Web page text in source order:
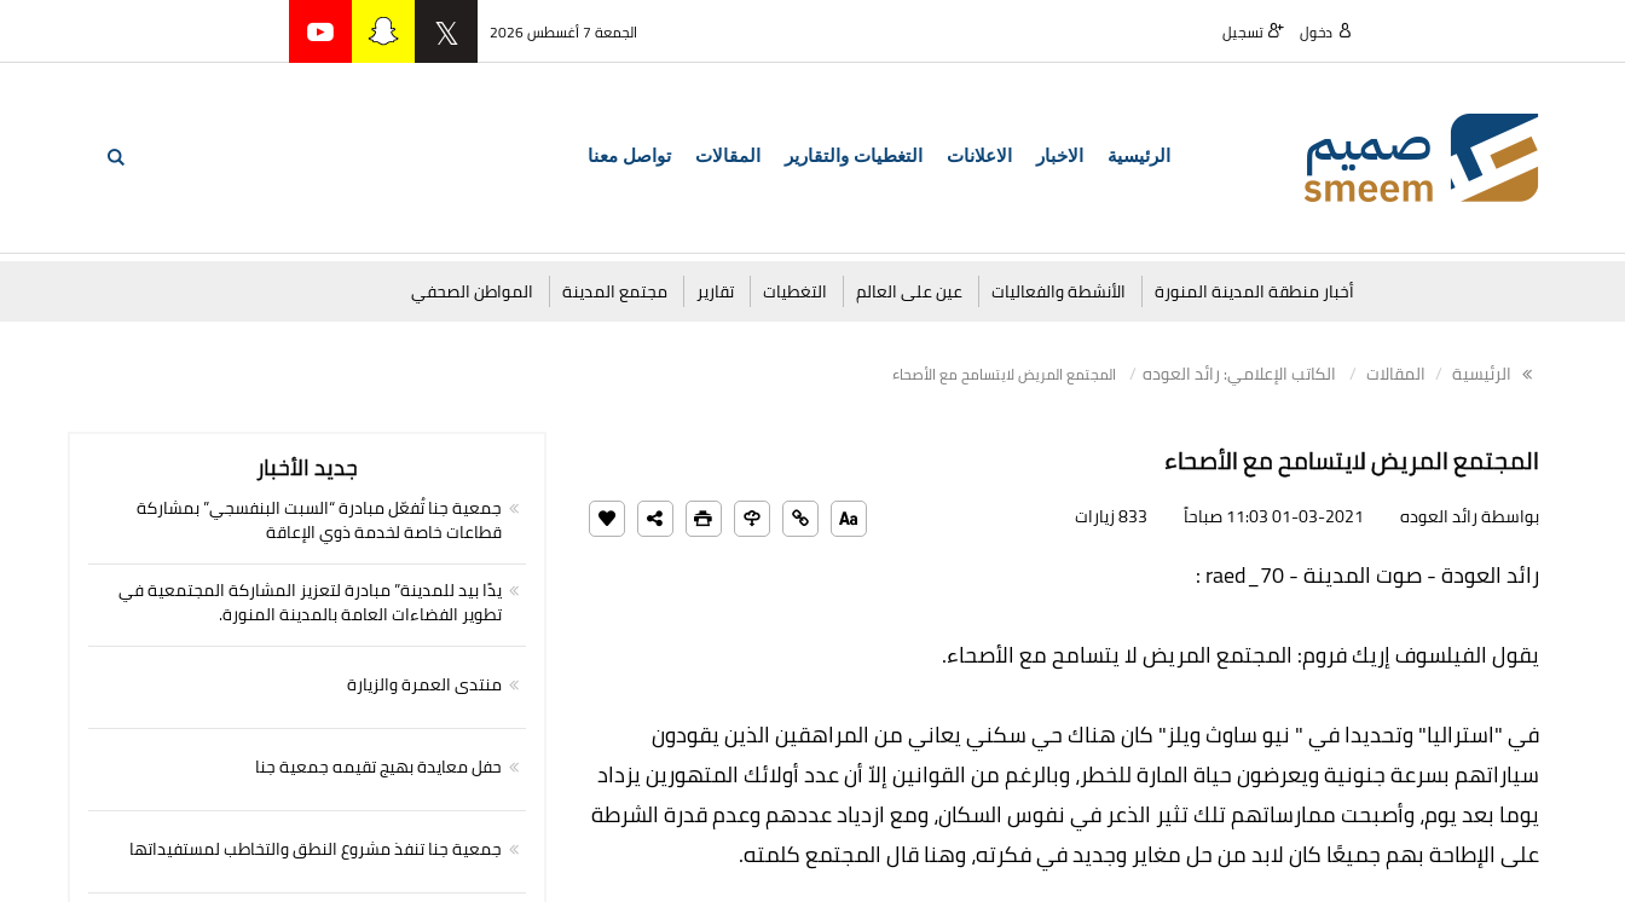
الجمعة 7 أغسطس 2026 دخول تسجيل
الرئيسية الاخبار الاعلانات التغطيات والتقارير المقالات تواصل معنا
أخبار منطقة المدينة المنورة الأنشطة والفعاليات عين على العالم التغطيات تقارير مجتمع المدينة المواطن الصحفي
الرئيسية المقالات الكاتب الإعلامي: رائد العوده المجتمع المريض لايتسامح مع الأصحاء
المجتمع المريض لايتسامح مع الأصحاء
بواسطة رائد العوده 01-03-2021 11:03 صباحاً 833 زيارات
رائد العودة - صوت المدينة - raed_70 :
يقول الفيلسوف إريك فروم: المجتمع المريض لا يتسامح مع الأصحاء.
في "استراليا" وتحديدا في " نيو ساوث ويلز" كان هناك حي سكني يعاني من المراهقين الذين يقودون
سياراتهم بسرعة جنونية ويعرضون حياة المارة للخطر، وبالرغم من القوانين إلاّ أن عدد أولائك المتهورين يزداد
يوما بعد يوم، وأصبحت ممارساتهم تلك تثير الذعر في نفوس السكان، ومع ازدياد عددهم وعدم قدرة الشرطة
على الإطاحة بهم جميعًا كان لابد من حل مغاير وجديد في فكرته، وهنا قال المجتمع كلمته.
جديد الأخبار
جمعية جنا تُفعّل مبادرة “السبت البنفسجي” بمشاركة
قطاعات خاصة لخدمة ذوي الإعاقة
يدًا بيد للمدينة” مبادرة لتعزيز المشاركة المجتمعية في
تطوير الفضاءات العامة بالمدينة المنورة.
منتدى العمرة والزيارة
حفل معايدة بهيج تقيمه جمعية جنا
جمعية جنا تنفذ مشروع النطق والتخاطب لمستفيداتها